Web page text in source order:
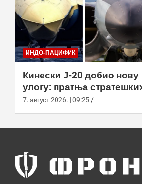
ИНДО-ПАЦИФИК
Кинески Ј-20 добио нову
улогу: пратња
бомбардера Х-6Н
7. август 2026. | 09:25